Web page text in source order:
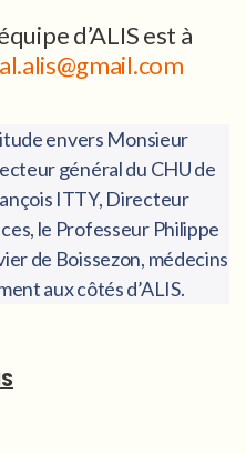
d’ALIS est à
envers Monsieur
général du CHU de
ITTY, Directeur
le Professeur Philippe
de Boissezon, médecins
aux côtés d’ALIS.